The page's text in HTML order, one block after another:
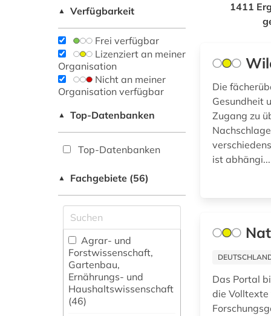
▲ Verfügbarkeit
Frei verfügbar
Lizenziert an meiner
Organisation
Nicht an meiner
Organisation verfügbar
▲ Top-Datenbanken
Top-Datenbanken
▲ Fachgebiete (56)
Agrar- und
Forstwissenschaft,
Gartenbau,
Ernährungs- und
Haushaltswissenschaft
(46)
1411
Die
Gesundheit
Zugang zu
ist abhängi...
Das Portal
die